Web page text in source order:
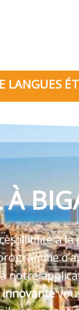
LANGUES
illimité
notre
innovante